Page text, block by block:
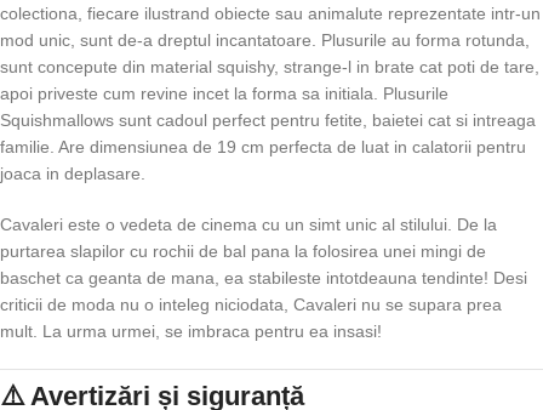
colectiona, fiecare ilustrand obiecte sau animalute reprezentate intr-un
mod unic, sunt de-a dreptul incantatoare. Plusurile au forma rotunda,
sunt concepute din material squishy, strange-l in brate cat poti de tare,
apoi priveste cum revine incet la forma sa initiala. Plusurile
Squishmallows sunt cadoul perfect pentru fetite, baietei cat si intreaga
familie. Are dimensiunea de 19 cm perfecta de luat in calatorii pentru
joaca in deplasare.
Cavaleri este o vedeta de cinema cu un simt unic al stilului. De la
purtarea slapilor cu rochii de bal pana la folosirea unei mingi de
baschet ca geanta de mana, ea stabileste intotdeauna tendinte! Desi
criticii de moda nu o inteleg niciodata, Cavaleri nu se supara prea
mult. La urma urmei, se imbraca pentru ea insasi!
⚠️ Avertizări și siguranță